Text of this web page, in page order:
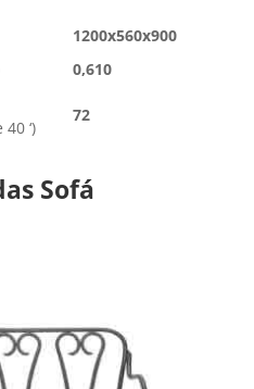
1200x560x900
0,610
‘)
72
Sofá